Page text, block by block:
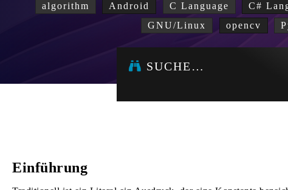
algorithm Android C Language C#
GNU/Linux
opencv
SUCHE…
Einführung